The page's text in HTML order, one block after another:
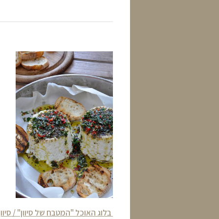
בלוג האוכל "המטבח של סיוון" /